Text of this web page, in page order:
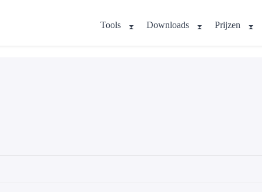
Tools Downloads Prijzen